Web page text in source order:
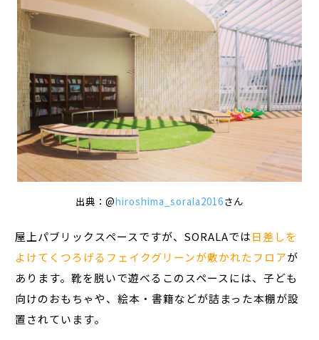
出典：@hiroshima_sorala2016さん
屋上パブリックスペースですが、SORALAでは日差しを
よけてくつろげるフェイクグリーンが敷かれたフロアが
あります。靴を脱いで遊べるこのスペースには、子ども
向けのおもちゃや、絵本・書籍などが詰まった本棚が設
置されています。